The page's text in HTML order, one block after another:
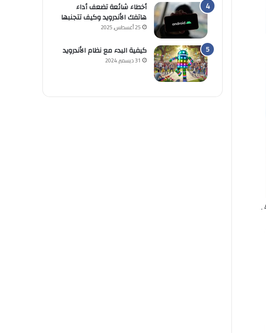
أخطاء شائعة تضعف أداء
هاتفك الأندرويد وكيف تتجنبها
25 أغسطس, 2025
كيفية البدء مع نظام الأندرويد
31 ديسمبر, 2024